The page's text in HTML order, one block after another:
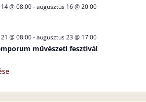
@ 08:00-augusztus 16 @ 20:00
@ 08:00-augusztus 23 @ 17:00
művészeti fesztivál